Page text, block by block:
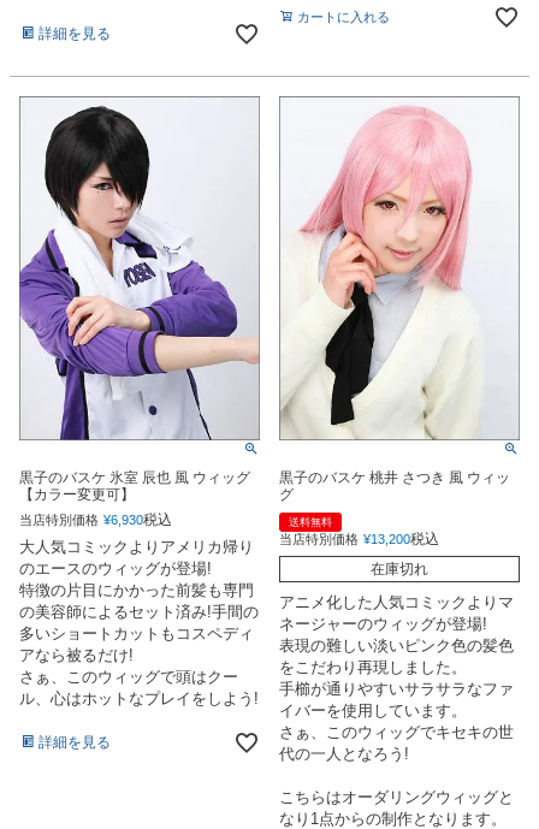
詳細を見る
カートに入れる
黒子のバスケ 氷室 辰也 風 ウィッグ
【カラー変更可】
当店特別価格 ¥6,930税込
大人気コミックよりアメリカ帰り
のエースのウィッグが登場!
特徴の片目にかかった前髪も専門
の美容師によるセット済み!手間の
多いショートカットもコスペディ
アなら被るだけ!
さぁ、このウィッグで頭はクー
ル、心はホットなプレイをしよう!
詳細を見る
黒子のバスケ 桃井 さつき 風 ウィッ
グ
送料無料
当店特別価格 ¥13,200税込
在庫切れ
アニメ化した人気コミックよりマ
ネージャーのウィッグが登場!
表現の難しい淡いピンク色の髪色
をこだわり再現しました。
手櫛が通りやすいサラサラなファ
イバーを使用しています。
さぁ、このウィッグでキセキの世
代の一人となろう!
こちらはオーダリングウィッグと
なり1点からの制作となります。